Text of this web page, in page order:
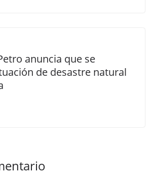
anuncia que se
de desastre natural